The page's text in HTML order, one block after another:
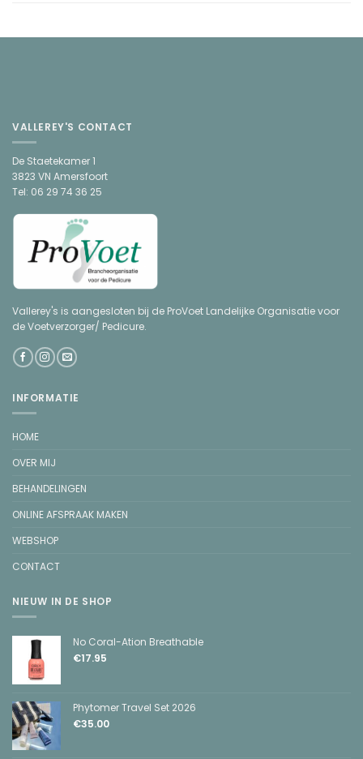
VALLEREY'S CONTACT
De Staetekamer 1
3823 VN Amersfoort
Tel: 06 29 74 36 25
Vallerey's is aangesloten bij de ProVoet Landelijke Organisatie voor
de Voetverzorger/ Pedicure.
INFORMATIE
HOME
OVER MIJ
BEHANDELINGEN
ONLINE AFSPRAAK MAKEN
WEBSHOP
CONTACT
NIEUW IN DE SHOP
No Coral-Ation Breathable
€17.95
Phytomer Travel Set 2026
€35.00